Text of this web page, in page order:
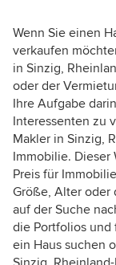
Wenn Sie einen
verkaufen
in Sinzig,
oder der
Ihre Aufgabe
Interessenten zu
Makler in Sinzig,
Immobilie. Dieser
Preis für
Größe, Alter oder
auf der Suche
die Portfolios und
ein Haus suchen